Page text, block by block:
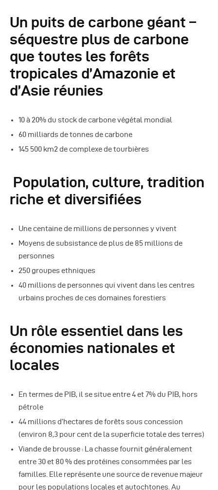
Un puits de carbone géant –
séquestre plus de carbone
que toutes les forêts
tropicales d’Amazonie et
d’Asie réunies
10 à 20% du stock de carbone végétal mondial
60 milliards de tonnes de carbone
145 500 km2 de complexe de tourbières
Population, culture, tradition
riche et diversifiées
Une centaine de millions de personnes y vivent
Moyens de subsistance de plus de 85 millions de
personnes
250 groupes ethniques
40 millions de personnes qui vivent dans les centres
urbains proches de ces domaines forestiers
Un rôle essentiel dans les
économies nationales et
locales
En termes de PIB, il se situe entre 4 et 7% du PIB, hors
pétrole
44 millions d’hectares de forêts sous concession
(environ 8,3 pour cent de la superficie totale des terres)
Viande de brousse : La chasse fournit généralement
entre 30 et 80 % des protéines consommées par les
familles. Elle représente une source de revenue majeur
pour les populations locales et autochtones. Au